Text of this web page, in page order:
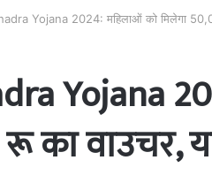
Yojana 2024: महिलाओं को मिलेगा
Yojana
का वाउचर,